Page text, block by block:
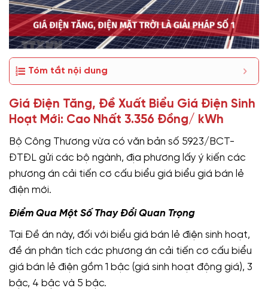
Tóm tắt nội dung
Giá Điện Tăng, Đề Xuất Biểu Giá Điện Sinh
Hoạt Mới: Cao Nhất 3.356 Đồng/ kWh
Bộ Công Thương vừa có văn bản số 5923/BCT-
ĐTĐL gửi các bộ ngành, địa phương lấy ý kiến các
phương án cải tiến cơ cấu biểu giá biểu giá bán lẻ
điện mới.
Điểm Qua Một Số Thay Đổi Quan Trọng
Tại Đề án này, đối với biểu giá bán lẻ điện sinh hoạt,
đề án phân tích các phương án cải tiến cơ cấu biểu
giá bán lẻ điện gồm 1 bậc (giá sinh hoạt động giá), 3
bậc, 4 bậc và 5 bậc.